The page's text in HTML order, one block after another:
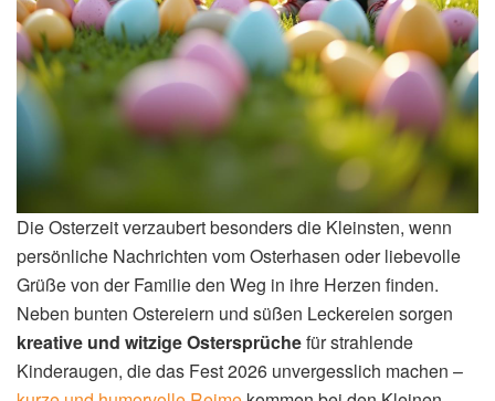
Die Osterzeit verzaubert besonders die Kleinsten, wenn
persönliche Nachrichten vom Osterhasen oder liebevolle
Grüße von der Familie den Weg in ihre Herzen finden.
Neben bunten Ostereiern und süßen Leckereien sorgen
kreative und witzige Ostersprüchefür strahlende
Kinderaugen, die das Fest 2026 unvergesslich machen –